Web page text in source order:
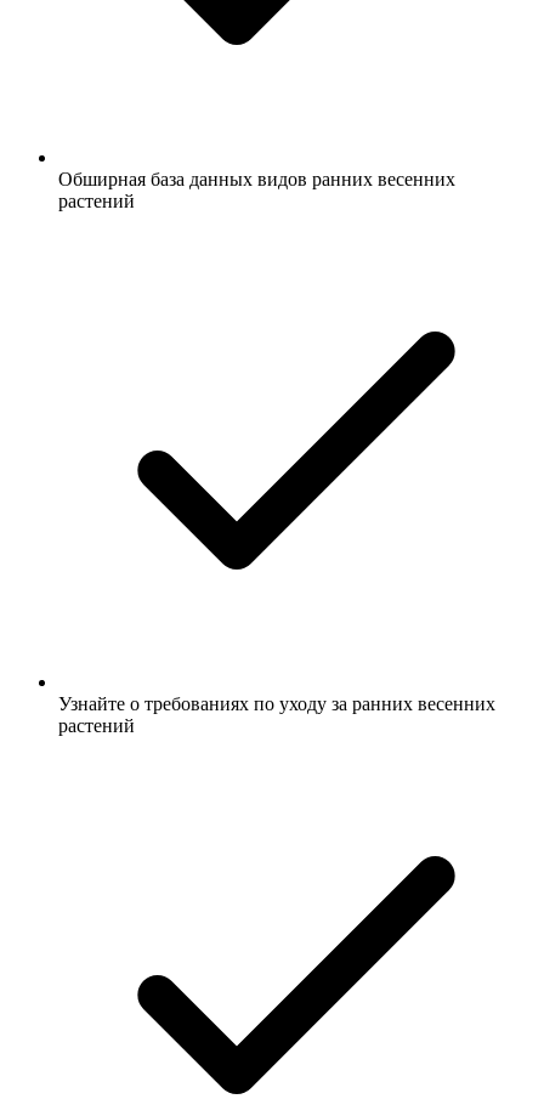
Обширная база данных видов ранних весенних
растений
Узнайте о требованиях по уходу за ранних весенних
растений